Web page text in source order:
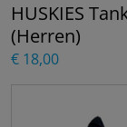
HUSKIES
(Herren)
€ 18,00